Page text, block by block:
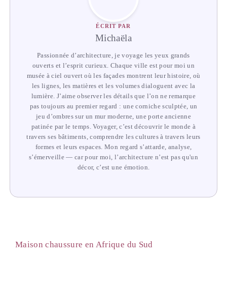
ÉCRIT PAR
Michaëla
Passionnée d’architecture, je voyage les yeux grands
ouverts et l’esprit curieux. Chaque ville est pour moi un
musée à ciel ouvert où les façades montrent leur histoire, où
les lignes, les matières et les volumes dialoguent avec la
lumière. J’aime observer les détails que l’on ne remarque
pas toujours au premier regard : une corniche sculptée, un
jeu d’ombres sur un mur moderne, une porte ancienne
patinée par le temps. Voyager, c’est découvrir le monde à
travers ses bâtiments, comprendre les cultures à travers leurs
formes et leurs espaces. Mon regard s’attarde, analyse,
s’émerveille — car pour moi, l’architecture n’est pas qu'un
décor, c’est une émotion.
Maison chaussure en Afrique du Sud